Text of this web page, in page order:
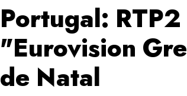
Portugal:
"Eurovision
de Natal